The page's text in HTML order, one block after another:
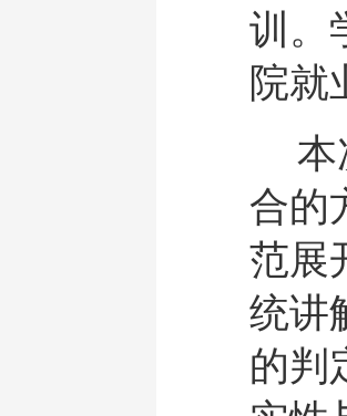
训。
院就
本
合的
范展
统讲
的判